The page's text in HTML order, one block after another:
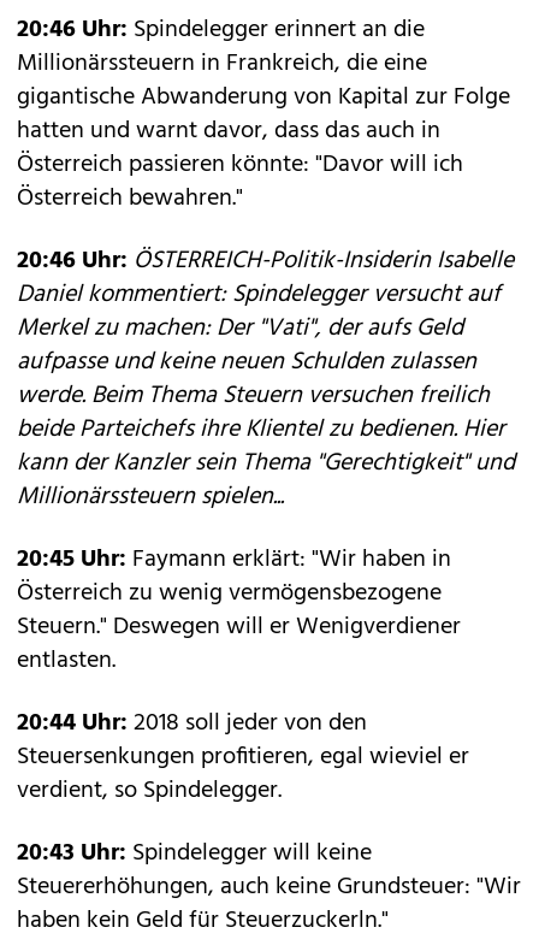
20:46 Uhr: Spindelegger erinnert an die
Millionärssteuern in Frankreich, die eine
gigantische Abwanderung von Kapital zur Folge
hatten und warnt davor, dass das auch in
Österreich passieren könnte: "Davor will ich
Österreich bewahren."
20:46 Uhr: ÖSTERREICH-Politik-Insiderin Isabelle
Daniel kommentiert: Spindelegger versucht auf
Merkel zu machen: Der "Vati", der aufs Geld
aufpasse und keine neuen Schulden zulassen
werde. Beim Thema Steuern versuchen freilich
beide Parteichefs ihre Klientel zu bedienen. Hier
kann der Kanzler sein Thema "Gerechtigkeit" und
Millionärssteuern spielen...
20:45 Uhr: Faymann erklärt: "Wir haben in
Österreich zu wenig vermögensbezogene
Steuern." Deswegen will er Wenigverdiener
entlasten.
20:44 Uhr:2018 soll jeder von den
Steuersenkungen profitieren, egal wieviel er
verdient, so Spindelegger.
20:43 Uhr: Spindelegger will keine
Steuererhöhungen, auch keine Grundsteuer: "Wir
haben kein Geld für Steuerzuckerln."